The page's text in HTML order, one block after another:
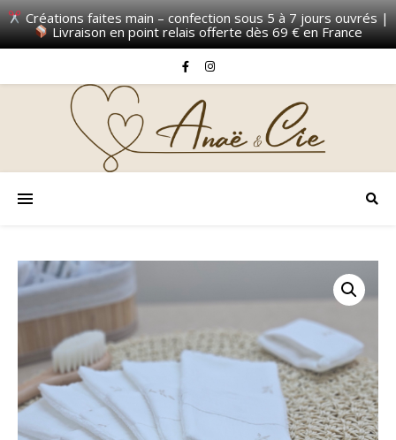
Créations faites main – confection sous 5 à 7 jours ouvrés |
Livraison en point relais offerte dès 69 € en France